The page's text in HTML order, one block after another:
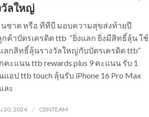
วัลใหญ่
ชาต หรือ ทีทีบี มอบความสุขส่งท้ายปี
ค้าบัตรเครดิต ttb “ยิ่งแลก ยิ่งมีสิทธิ์ลุ้น ใช้
กสิทธิ์ลุ้นรางวัลใหญ่กับบัตรเครดิต ttb”
คะแนน ttb rewards plus 9 คะแนน รับ 1
แอป ttb touch ลุ้นรับ iPhone 16 Pro Max
ละ
20, 2024 CBNTEAM